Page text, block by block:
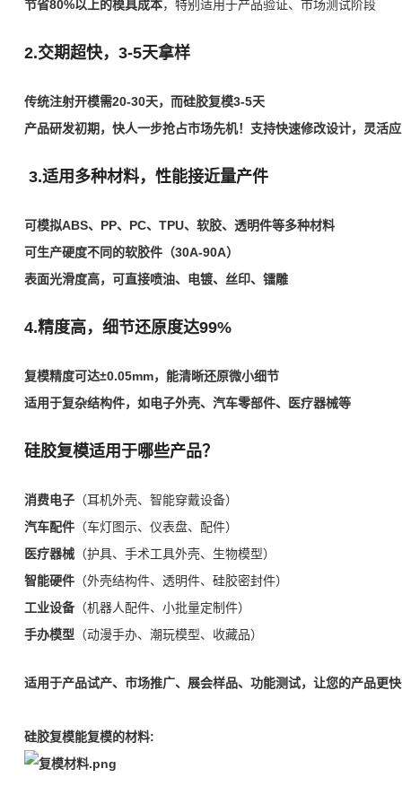
节省80%以上的模具成本，特别适用于产品验证、市场测试阶段
2.交期超快，3-5天拿样
传统注射开模需20-30天，而硅胶复模3-5天
产品研发初期，快人一步抢占市场先机！ 支持快速修改设计，灵活
3.适用多种材料，性能接近量产件
可模拟ABS、PP、PC、TPU、软胶、透明件等多种材料
可生产硬度不同的软胶件（30A-90A）
表面光滑度高，可直接喷油、电镀、丝印、镭雕
4.精度高，细节还原度达99%
复模精度可达±0.05mm，能清晰还原微小细节
适用于复杂结构件，如电子外壳、汽车零部件、医疗器械等
硅胶复模适用于哪些产品？
消费电子 （耳机外壳、智能穿戴设备）
汽车配件 （车灯图示、仪表盘、配件）
医疗器械 （护具、手术工具外壳、生物模型）
智能硬件 （外壳结构件、透明件、硅胶密封件）
工业设备（机器人配件、小批量定制件）
手办模型 （动漫手办、潮玩模型、收藏品）
适用于产品试产、市场推广、展会样品、功能测试，让您的产品更
硅胶复模能复模的材料: